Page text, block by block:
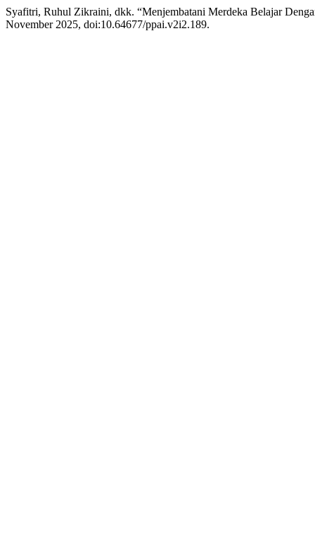
Syafitri, Ruhul Zikraini, dkk. “Menjembatani Merdeka Belajar
November 2025, doi:10.64677/ppai.v2i2.189.